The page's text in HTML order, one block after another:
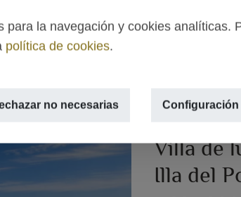
para la navegación y cookies analíticas.
política de cookies.
no necesarias Configuración
Villa de
Illa del